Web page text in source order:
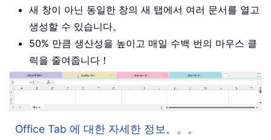
새 창이 아닌 동일한 창의 새 탭에서 여러 문서를 열고
생성할 수 있습니다。
50% 만큼 생산성을 높이고 매일 수백 번의 마우스 클
릭을 줄여줍니다！
Office Tab 에 대한 자세한 정보。。。